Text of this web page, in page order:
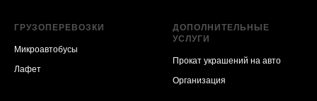
ГРУЗОПЕРЕВОЗКИ
Микроавтобусы
Лафет
ДОПОЛНИТЕЛЬНЫЕ
УСЛУГИ
Прокат украшений на авто
Организация